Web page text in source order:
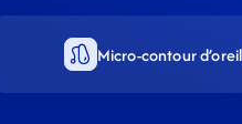
Micro-contour